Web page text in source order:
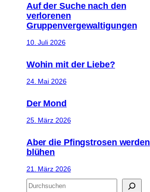
Auf der Suche nach den
verlorenen
Gruppenvergewaltigungen
10. Juli 2026
Wohin mit der Liebe?
24. Mai 2026
Der Mond
25. März 2026
Aber die Pfingstrosen werden
blühen
21. März 2026
S